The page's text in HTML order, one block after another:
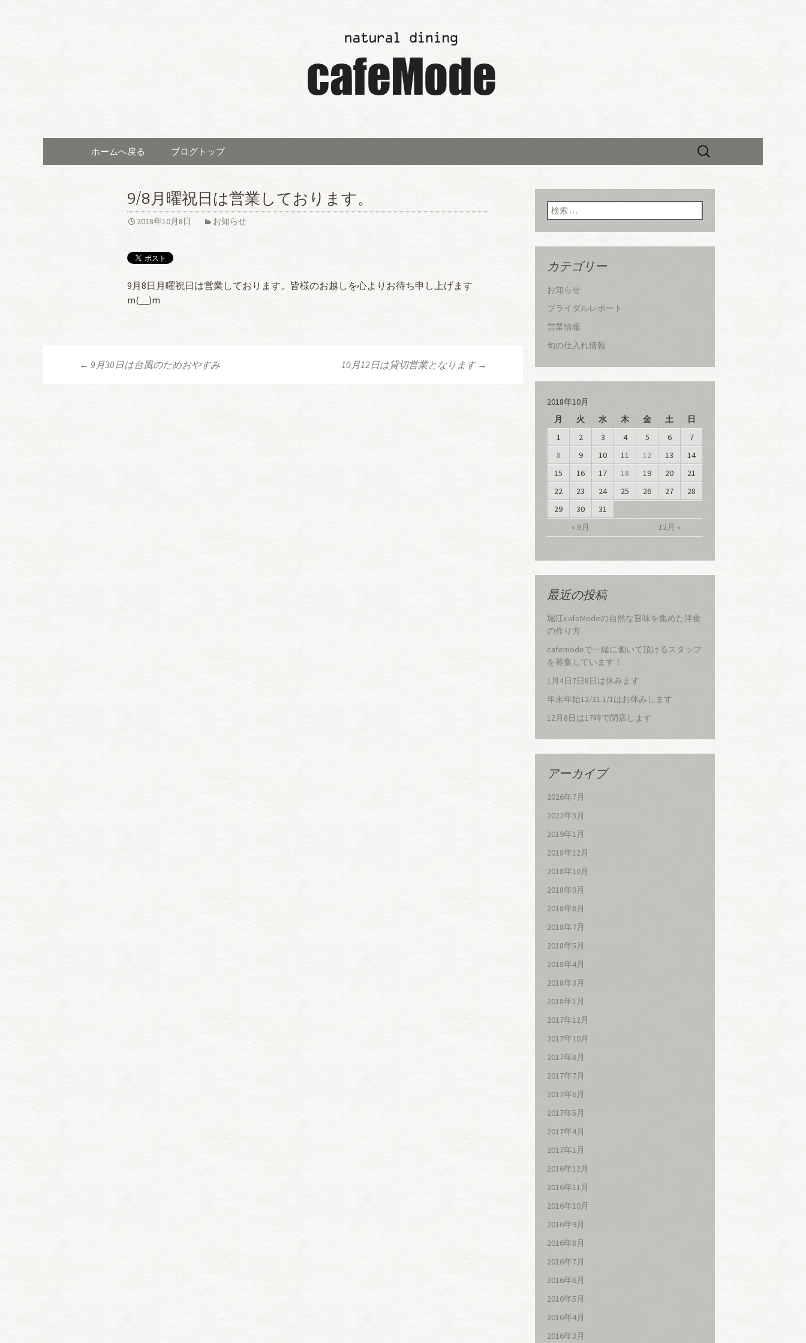
レストランウエディング「カフェモード
～cafeMode～」からのお知らせ
コンテンツへ移動
ホームへ戻る ブログトップ
検
9/8月曜祝日は営業しております。
2018年10月8日 お知らせ
9月8日月曜祝日は営業しております。皆様のお越しを心よりお待ち申し上げます
m(__)m
← 9月30日は台風のためおやすみ 10月12日は貸切営業となります →
検索:
カテゴリー
お知らせ
ブライダルレポート
営業情報
旬の仕入れ情報
2018年10月
月
火 水 木 金 土 日
« 9月 12月 »
1 2 3 4 5 6
7
8
9 10 11 12 13
14
15
16 17 18 19 20
21
22
23 24 25 26 27
28
29
30 31
最近の投稿
堀江cafeModeの自然な旨味を集めた洋食
の作り方
cafemodeで一緒に働いて頂けるスタッフ
を募集しています！
1月4日7日8日は休みます
年末年始12/31.1/1はお休みします
12月8日は17時で閉店します
アーカイブ
2026年7月
2022年3月
2019年1月
2018年12月
2018年10月
2018年9月
2018年8月
2018年7月
2018年5月
2018年4月
2018年3月
2018年1月
2017年12月
2017年10月
2017年8月
2017年7月
2017年6月
2017年5月
2017年4月
2017年1月
2016年12月
2016年11月
2016年10月
2016年9月
2016年8月
2016年7月
2016年6月
2016年5月
2016年4月
2016年3月